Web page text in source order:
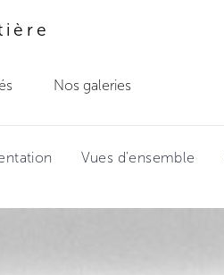
Nos galeries
Vues d'ensemble